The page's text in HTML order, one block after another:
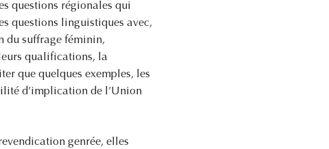
questions régionales qui
questions linguistiques avec,
du suffrage féminin,
qualifications, la
que quelques exemples, les
d’implication de l’Union
genrée, elles